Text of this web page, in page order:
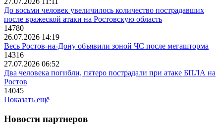
До восьми человек увеличилось количество пострадавших
после вражеской атаки на Ростовскую область
14780
26.07.2026 14:19
Весь Ростов-на-Дону объявили зоной ЧС после мегашторма
14316
27.07.2026 06:52
Два человека погибли, пятеро пострадали при атаке БПЛА на
Ростов
14045
Показать ещё
Новости партнеров